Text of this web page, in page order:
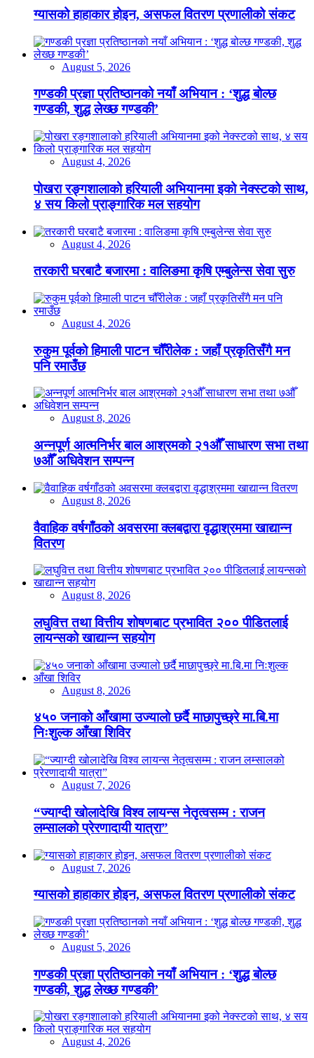
ग्यासको हाहाकार होइन, असफल वितरण प्रणालीको संकट
August 5, 2026
गण्डकी प्रज्ञा प्रतिष्ठानको नयाँ अभियान : ‘शुद्ध बोल्छ
गण्डकी, शुद्ध लेख्छ गण्डकी’
August 4, 2026
पोखरा रङ्गशालाको हरियाली अभियानमा इको नेक्स्टको साथ,
४ सय किलो प्राङ्गारिक मल सहयोग
August 4, 2026
तरकारी घरबाटै बजारमा : वालिङमा कृषि एम्बुलेन्स सेवा सुरु
August 4, 2026
रुकुम पूर्वको हिमाली पाटन चौँरीलेक : जहाँ प्रकृतिसँगै मन
पनि रमाउँछ
August 8, 2026
अन्नपूर्ण आत्मनिर्भर बाल आश्रमको २१औँ साधारण सभा तथा
७औँ अधिवेशन सम्पन्न
August 8, 2026
वैवाहिक वर्षगाँठको अवसरमा क्लबद्वारा वृद्धाश्रममा खाद्यान्न
वितरण
August 8, 2026
लघुवित्त तथा वित्तीय शोषणबाट प्रभावित २०० पीडितलाई
लायन्सको खाद्यान्न सहयोग
August 8, 2026
४५० जनाको आँखामा उज्यालो छर्दै माछापुच्छ्रे मा.बि.मा
निःशुल्क आँखा शिविर
August 7, 2026
“ज्याग्दी खोलादेखि विश्व लायन्स नेतृत्वसम्म : राजन
लम्सालको प्रेरणादायी यात्रा”
August 7, 2026
ग्यासको हाहाकार होइन, असफल वितरण प्रणालीको संकट
August 5, 2026
गण्डकी प्रज्ञा प्रतिष्ठानको नयाँ अभियान : ‘शुद्ध बोल्छ
गण्डकी, शुद्ध लेख्छ गण्डकी’
August 4, 2026